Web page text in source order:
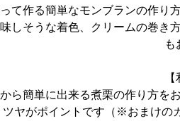
て作る簡単なモンブランの作
しそうな着色、クリームの巻き
も
ら簡単に出来る煮栗の作り方
ツヤがポイントです（※おまけの